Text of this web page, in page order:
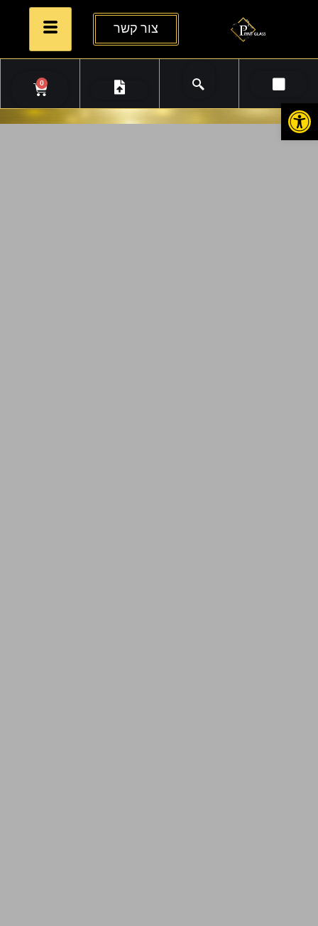
צור קשר
0
פתח סרגל נגישות